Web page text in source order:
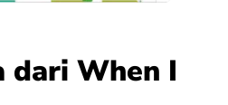
dari When I